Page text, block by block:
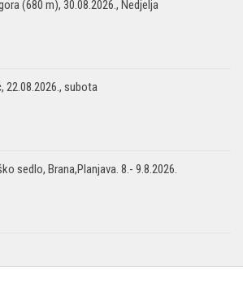
(680 m), 30.08.2026., Nedjelja
22.08.2026., subota
sedlo, Brana,Planjava. 8.- 9.8.2026.